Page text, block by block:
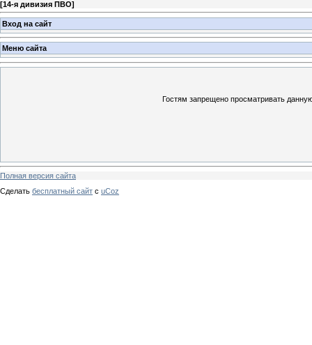
[14-я дивизия ПВО]
Вход на сайт
Меню сайта
Гостям запрещено просматривать
Полная версия сайта
Сделать бесплатный сайт с uCoz